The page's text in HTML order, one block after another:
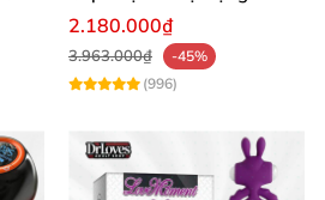
Rên
2.180.000₫
3.963.000₫
-45%
(996)